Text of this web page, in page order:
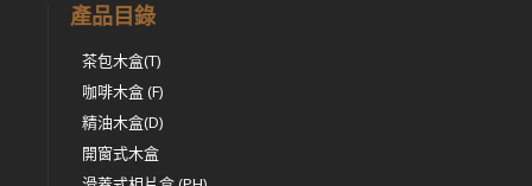
產品目錄
茶包木盒(T)
咖啡木盒 (F)
精油木盒(D)
開窗式木盒